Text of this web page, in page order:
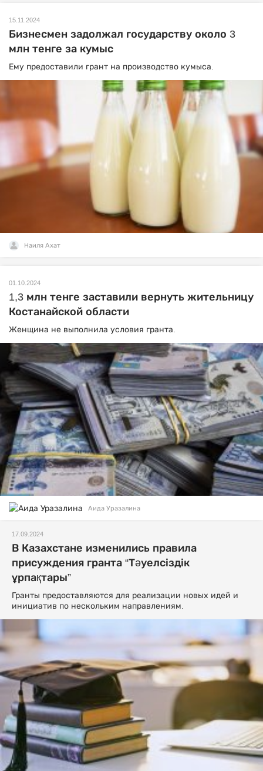
15.11.2024
Бизнесмен задолжал государству около 3
млн тенге за кумыс
Ему предоставили грант на производство кумыса.
Наиля Ахат
01.10.2024
1,3 млн тенге заставили вернуть жительницу
Костанайской области
Женщина не выполнила условия гранта.
Аида Уразалина
17.09.2024
В Казахстане изменились правила
присуждения гранта “Тәуелсіздік
ұрпақтары”
Гранты предоставляются для реализации новых идей и
инициатив по нескольким направлениям.